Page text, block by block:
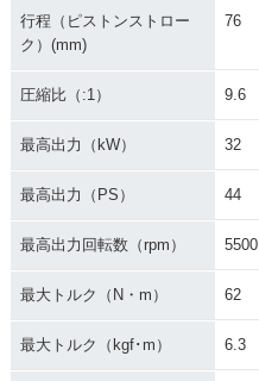
行程（ピストンストロー
ク）(mm)
76
圧縮比（:1） 9.6
最高出力（kW） 32
最高出力（PS） 44
最高出力回転数（rpm） 5500
最大トルク（N・m） 62
最大トルク（kgf･m） 6.3